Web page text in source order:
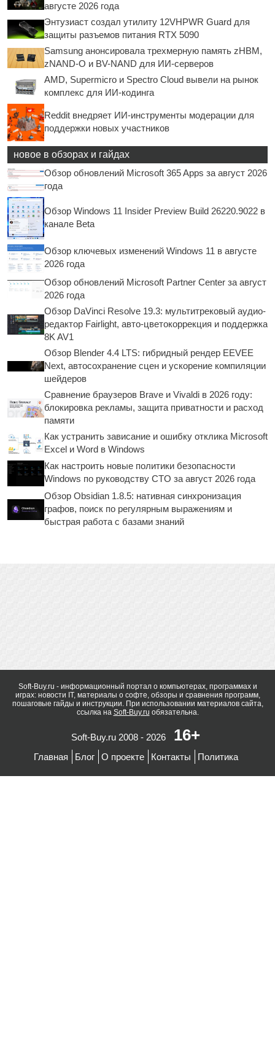
августе 2026 года
Энтузиаст создал утилиту 12VHPWR Guard для
защиты разъемов питания RTX 5090
Samsung анонсировала трехмерную память zHBM,
zNAND-O и BV-NAND для ИИ-серверов
AMD, Supermicro и Spectro Cloud вывели на рынок
комплекс для ИИ-кодинга
Reddit внедряет ИИ-инструменты модерации для
поддержки новых участников
новое в обзорах и гайдах
Обзор обновлений Microsoft 365 Apps за август 2026
года
Обзор Windows 11 Insider Preview Build 26220.9022 в
канале Beta
Обзор ключевых изменений Windows 11 в августе
2026 года
Обзор обновлений Microsoft Partner Center за август
2026 года
Обзор DaVinci Resolve 19.3: мультитрековый аудио-
редактор Fairlight, авто-цветокоррекция и поддержка
8K AV1
Обзор Blender 4.4 LTS: гибридный рендер EEVEE
Next, автосохранение сцен и ускорение компиляции
шейдеров
Сравнение браузеров Brave и Vivaldi в 2026 году:
блокировка рекламы, защита приватности и расход
памяти
Как устранить зависание и ошибку отклика Microsoft
Excel и Word в Windows
Как настроить новые политики безопасности
Windows по руководству CTO за август 2026 года
Обзор Obsidian 1.8.5: нативная синхронизация
графов, поиск по регулярным выражениям и
быстрая работа с базами знаний
Soft-Buy.ru - информационный портал о компьютерах, программах и
играх: новости IT, материалы о софте, обзоры и сравнения программ,
пошаговые гайды и инструкции. При использовании материалов сайта,
ссылка на Soft-Buy.ru обязательна.
Soft-Buy.ru 2008 - 2026 16+
Главная Блог О проекте Контакты Политика